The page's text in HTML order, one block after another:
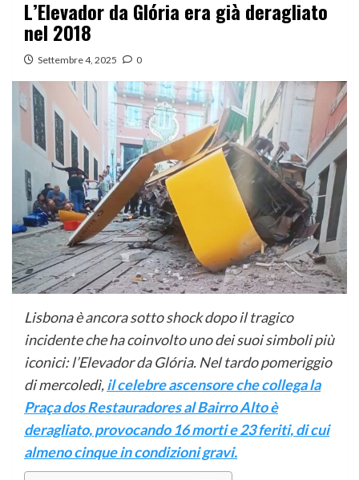
L’Elevador da Glória era già deragliato
nel 2018
Settembre 4, 2025 0
Lisbona è ancora sotto shock dopo il tragico
incidente che ha coinvolto uno dei suoi simboli più
iconici: l’Elevador da Glória. Nel tardo pomeriggio
di mercoledì,il celebre ascensore che collega la
Praça dos Restauradores al Bairro Alto è
deragliato, provocando 16 morti e 23 feriti, di cui
almeno cinque in condizioni gravi.